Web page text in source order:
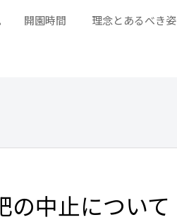
開園時間 理念とあるべき姿
の中止について